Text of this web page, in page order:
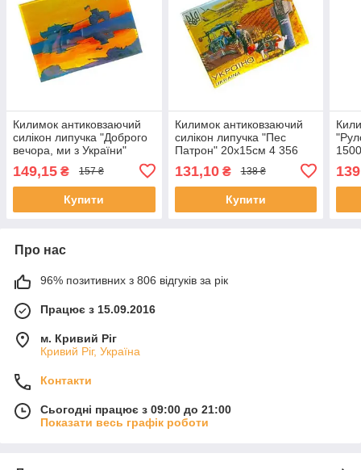
Килимок антиковзаючий
силікон липучка "Доброго
вечора, ми з України"
149,15 ₴ 157 ₴
Купити
Килимок антиковзаючий
силікон липучка "Пес
Патрон" 20х15см 4 356
131,10₴ 138 ₴
Купити
Про нас
96% позитивних з 806 відгуків за рік
Працює з 15.09.2016
м. Кривий Ріг
Кривий Ріг, Україна
Контакти
Сьогодні працює з 09:00 до 21:00
Показати весь графік роботи